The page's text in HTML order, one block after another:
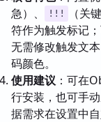
急）、
!!!
（关
符作为触发标记
无需修改触发文
码颜色。
使用建议 ：可在
行安装，也可手
据需求在设置中